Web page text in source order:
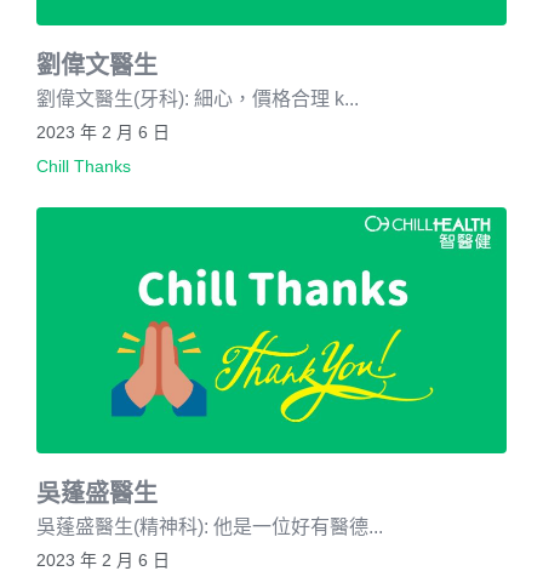
劉偉文醫生
劉偉文醫生(牙科): 細心，價格合理 k...
2023 年 2 月 6 日
Chill Thanks
吳蓬盛醫生
吳蓬盛醫生(精神科): 他是一位好有醫德...
2023 年 2 月 6 日